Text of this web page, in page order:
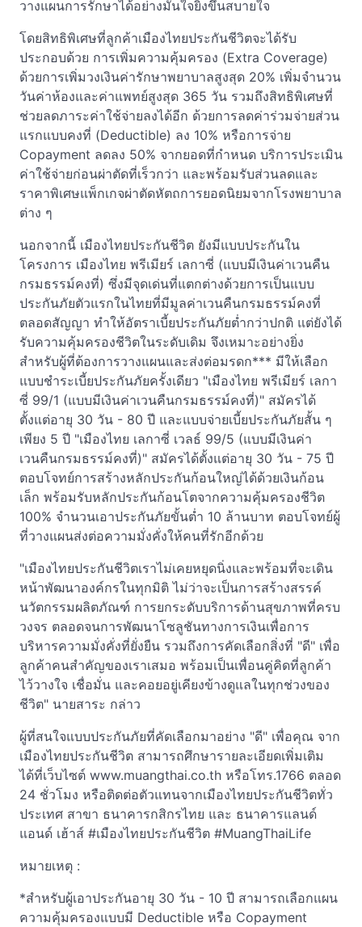
วางแผนการรักษาได้อย่างมั่นใจยิ่งขึ้นสบายใจ
โดยสิทธิพิเศษที่ลูกค้าเมืองไทยประกันชีวิตจะได้รับ
ประกอบด้วย การเพิ่มความคุ้มครอง (Extra Coverage)
ด้วยการเพิ่มวงเงินค่ารักษาพยาบาลสูงสุด 20% เพิ่มจำนวน
วันค่าห้องและค่าแพทย์สูงสุด 365 วัน รวมถึงสิทธิพิเศษที่
ช่วยลดภาระค่าใช้จ่ายลงได้อีก ด้วยการลดค่าร่วมจ่ายส่วน
แรกแบบคงที่ (Deductible) ลง 10% หรือการจ่าย
Copayment ลดลง 50% จากยอดที่กำหนด บริการประเมิน
ค่าใช้จ่ายก่อนผ่าตัดที่เร็วกว่า และพร้อมรับส่วนลดและ
ราคาพิเศษแพ็กเกจผ่าตัดหัตถการยอดนิยมจากโรงพยาบาล
ต่าง ๆ
นอกจากนี้ เมืองไทยประกันชีวิต ยังมีแบบประกันใน
โครงการ เมืองไทย พรีเมียร์ เลกาซี่ (แบบมีเงินค่าเวนคืน
กรมธรรม์คงที่) ซึ่งมีจุดเด่นที่แตกต่างด้วยการเป็นแบบ
ประกันภัยตัวแรกในไทยที่มีมูลค่าเวนคืนกรมธรรม์คงที่
ตลอดสัญญา ทำให้อัตราเบี้ยประกันภัยต่ำกว่าปกติ แต่ยังได้
รับความคุ้มครองชีวิตในระดับเดิม จึงเหมาะอย่างยิ่ง
สำหรับผู้ที่ต้องการวางแผนและส่งต่อมรดก*** มีให้เลือก
แบบชำระเบี้ยประกันภัยครั้งเดียว "เมืองไทย พรีเมียร์ เลกา
ซี่ 99/1 (แบบมีเงินค่าเวนคืนกรมธรรม์คงที่)" สมัครได้
ตั้งแต่อายุ 30 วัน - 80 ปี และแบบจ่ายเบี้ยประกันภัยสั้น ๆ
เพียง 5 ปี "เมืองไทย เลกาซี่ เวลธ์ 99/5 (แบบมีเงินค่า
เวนคืนกรมธรรม์คงที่)" สมัครได้ตั้งแต่อายุ 30 วัน - 75 ปี
ตอบโจทย์การสร้างหลักประกันก้อนใหญ่ได้ด้วยเงินก้อน
เล็ก พร้อมรับหลักประกันก้อนโตจากความคุ้มครองชีวิต
100% จำนวนเอาประกันภัยขั้นต่ำ 10 ล้านบาท ตอบโจทย์ผู้
ที่วางแผนส่งต่อความมั่งคั่งให้คนที่รักอีกด้วย
"เมืองไทยประกันชีวิตเราไม่เคยหยุดนิ่งและพร้อมที่จะเดิน
หน้าพัฒนาองค์กรในทุกมิติ ไม่ว่าจะเป็นการสร้างสรรค์
นวัตกรรมผลิตภัณฑ์ การยกระดับบริการด้านสุขภาพที่ครบ
วงจร ตลอดจนการพัฒนาโซลูชันทางการเงินเพื่อการ
บริหารความมั่งคั่งที่ยั่งยืน รวมถึงการคัดเลือกสิ่งที่ "ดี" เพื่อ
ลูกค้าคนสำคัญของเราเสมอ พร้อมเป็นเพื่อนคู่คิดที่ลูกค้า
ไว้วางใจ เชื่อมั่น และคอยอยู่เคียงข้างดูแลในทุกช่วงของ
ชีวิต" นายสาระ กล่าว
ผู้ที่สนใจแบบประกันภัยที่คัดเลือกมาอย่าง "ดี" เพื่อคุณ จาก
เมืองไทยประกันชีวิต สามารถศึกษารายละเอียดเพิ่มเติม
ได้ที่เว็บไซต์ www.muangthai.co.th หรือโทร.1766 ตลอด
24 ชั่วโมง หรือติดต่อตัวแทนจากเมืองไทยประกันชีวิตทั่ว
ประเทศ สาขา ธนาคารกสิกรไทย และ ธนาคารแลนด์
แอนด์ เฮ้าส์ #เมืองไทยประกันชีวิต #MuangThaiLife
หมายเหตุ :
*สำหรับผู้เอาประกันอายุ 30 วัน - 10 ปี สามารถเลือกแผน
ความคุ้มครองแบบมี Deductible หรือ Copayment